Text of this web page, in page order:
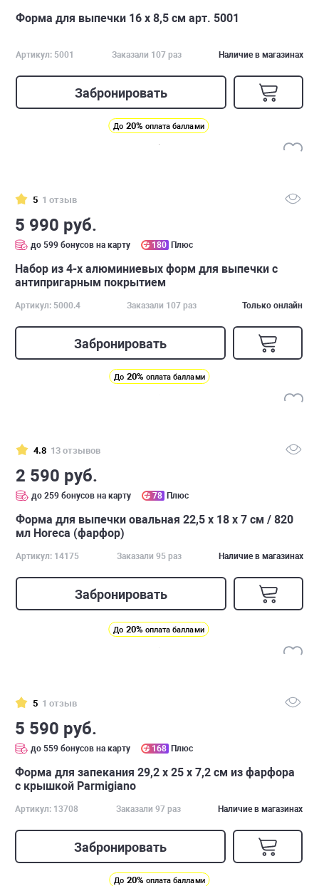
Форма для выпечки 16 х 8,5 см арт. 5001
Артикул: 5001 Заказали 107 раз Наличие в магазинах
Забронировать
До 20% оплата баллами
5 1 отзыв
5 990 руб.
до 599 бонусов на карту 180 Плюс
Набор из 4-х алюминиевых форм для выпечки с
антипригарным покрытием
Артикул: 5000.4 Заказали 107 раз Только онлайн
Забронировать
До 20% оплата баллами
4.8 13 отзывов
2 590 руб.
до 259 бонусов на карту 78 Плюс
Форма для выпечки овальная 22,5 х 18 х 7 см / 820
мл Horeca (фарфор)
Артикул: 14175 Заказали 95 раз Наличие в магазинах
Забронировать
До 20% оплата баллами
5 1 отзыв
5 590 руб.
до 559 бонусов на карту 168 Плюс
Форма для запекания 29,2 х 25 х 7,2 см из фарфора
с крышкой Parmigiano
Артикул: 13708 Заказали 97 раз Наличие в магазинах
Забронировать
До 20% оплата баллами